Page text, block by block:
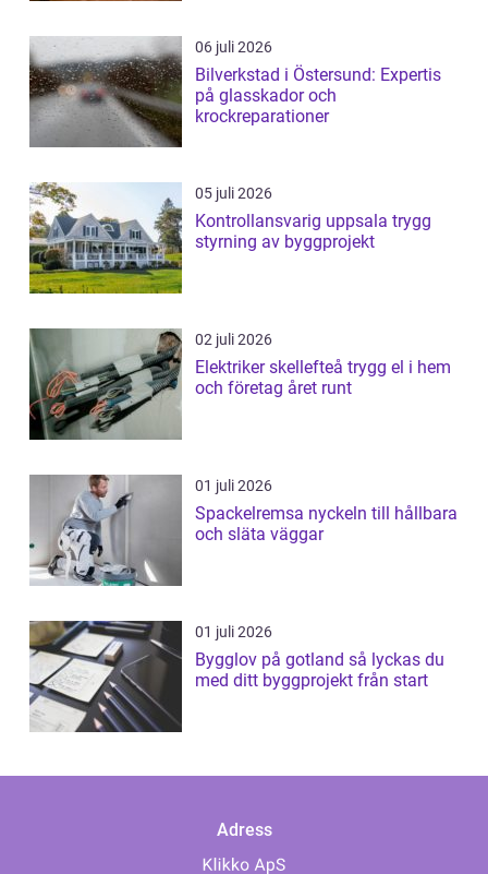
06 juli 2026
Bilverkstad i Östersund: Expertis
på glasskador och
krockreparationer
05 juli 2026
Kontrollansvarig uppsala trygg
styrning av byggprojekt
02 juli 2026
Elektriker skellefteå trygg el i hem
och företag året runt
01 juli 2026
Spackelremsa nyckeln till hållbara
och släta väggar
01 juli 2026
Bygglov på gotland så lyckas du
med ditt byggprojekt från start
Adress